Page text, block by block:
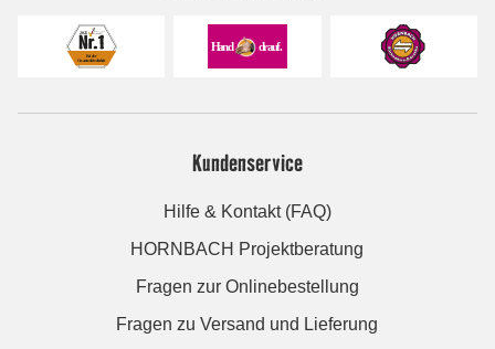
Kundenservice
Hilfe & Kontakt (FAQ)
HORNBACH Projektberatung
Fragen zur Onlinebestellung
Fragen zu Versand und Lieferung